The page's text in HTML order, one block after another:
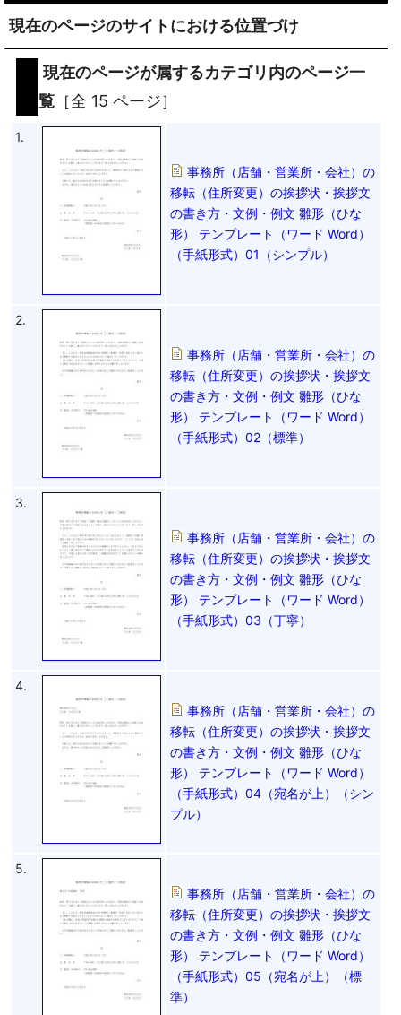
現在のページのサイトにおける位置づけ
現在のページが属するカテゴリ内のページ一
覧 ［全 15 ページ］
1.
事務所（店舗・営業所・会社）の
移転（住所変更）の挨拶状・挨拶文
の書き方・文例・例文 雛形（ひな
形） テンプレート（ワード Word）
（手紙形式）01（シンプル）
2.
事務所（店舗・営業所・会社）の
移転（住所変更）の挨拶状・挨拶文
の書き方・文例・例文 雛形（ひな
形） テンプレート（ワード Word）
（手紙形式）02（標準）
3.
事務所（店舗・営業所・会社）の
移転（住所変更）の挨拶状・挨拶文
の書き方・文例・例文 雛形（ひな
形） テンプレート（ワード Word）
（手紙形式）03（丁寧）
4.
事務所（店舗・営業所・会社）の
移転（住所変更）の挨拶状・挨拶文
の書き方・文例・例文 雛形（ひな
形） テンプレート（ワード Word）
（手紙形式）04（宛名が上）（シン
プル）
5.
事務所（店舗・営業所・会社）の
移転（住所変更）の挨拶状・挨拶文
の書き方・文例・例文 雛形（ひな
形） テンプレート（ワード Word）
（手紙形式）05（宛名が上）（標
準）